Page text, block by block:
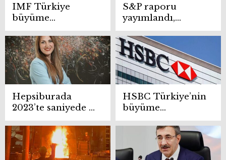
IMF Türkiye
büyüme
tahminini açıkladı
S&P raporu
yayımlandı,
Türkiye için
dikkat çeken
ifadeler
Hepsiburada
2023’te saniyede 4
siparişi
müşterilerine
ulaştırdı
HSBC Türkiye’nin
büyüme
tahminini
değiştirdi